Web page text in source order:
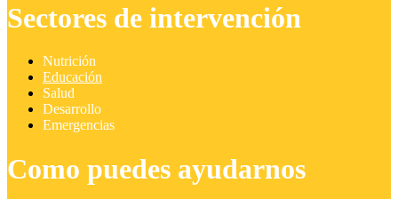
Sectores de intervención
Nutrición
Educación
Salud
Desarrollo
Emergencias
Como puedes ayudarnos